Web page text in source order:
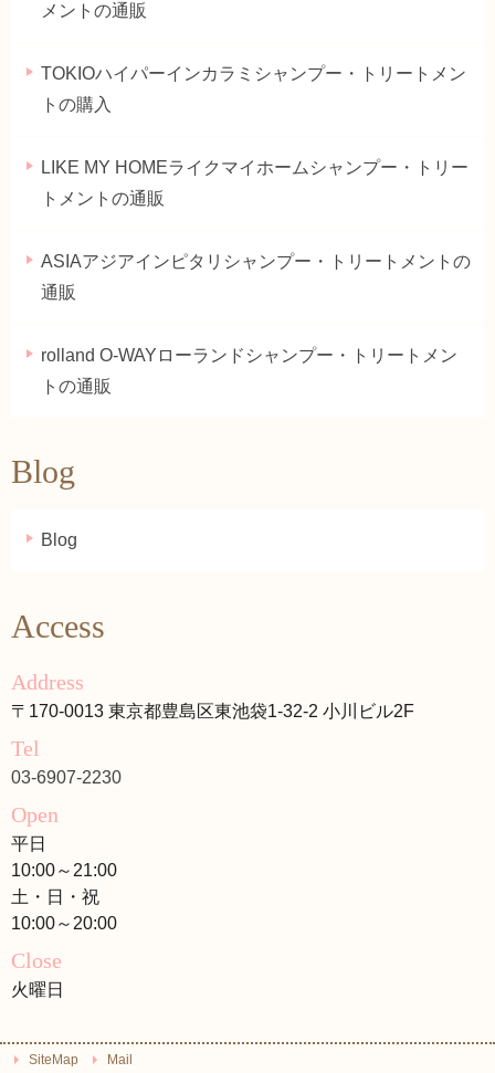
メントの通販
TOKIOハイパーインカラミシャンプー・トリートメン
トの購入
LIKE MY HOMEライクマイホームシャンプー・トリー
トメントの通販
ASIAアジアインピタリシャンプー・トリートメントの
通販
rolland O-WAYローランドシャンプー・トリートメン
トの通販
Blog
Blog
Access
Address
〒170-0013 東京都豊島区東池袋1-32-2 小川ビル2F
Tel
03-6907-2230
Open
平日
10:00～21:00
土・日・祝
10:00～20:00
Close
火曜日
SiteMap Mail